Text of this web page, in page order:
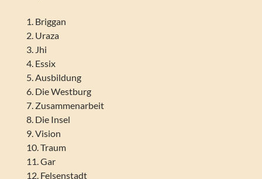
1. Briggan
2. Uraza
3. Jhi
4. Essix
5. Ausbildung
6. Die Westburg
7. Zusammenarbeit
8. Die Insel
9. Vision
10. Traum
11. Gar
12. Felsenstadt